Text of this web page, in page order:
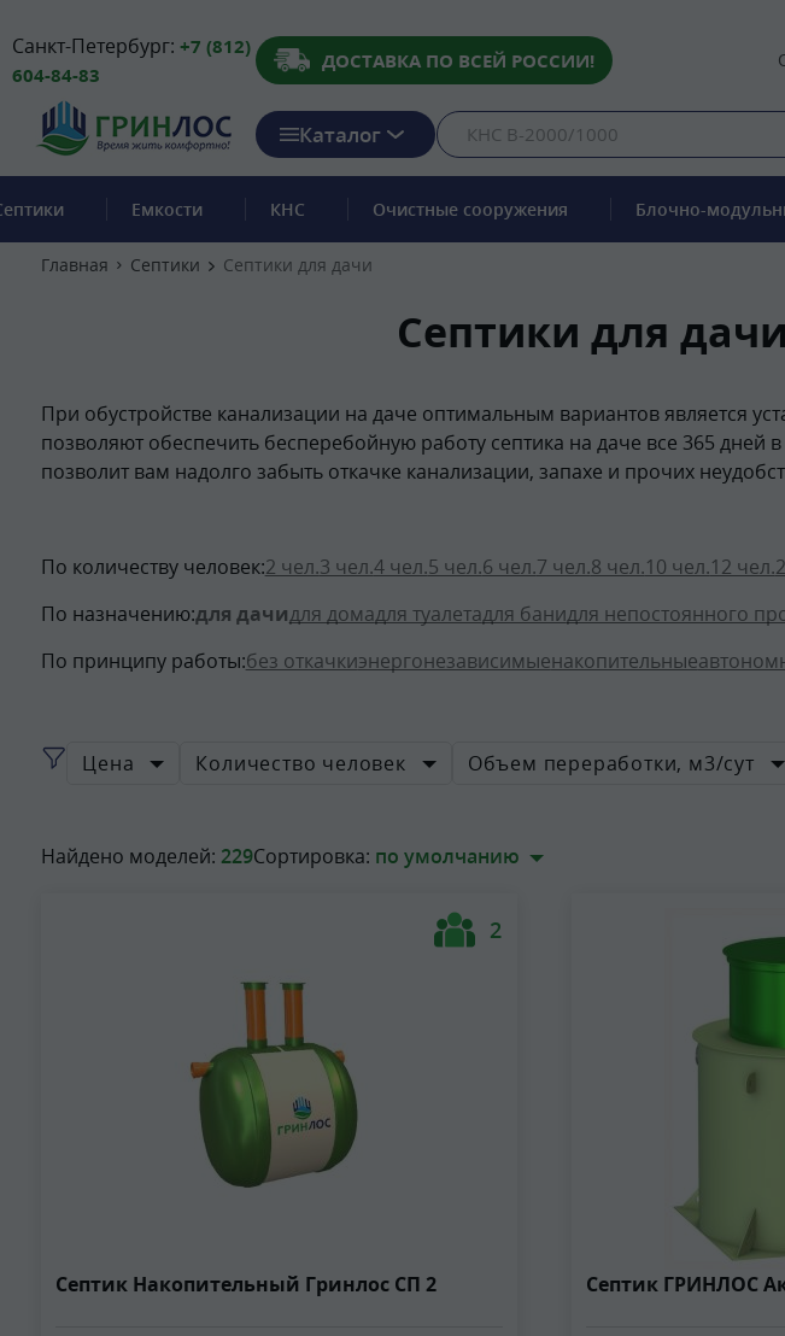
Санкт-Петербург: +7 (812)
604-84-83
ДОСТАВКА ПО ВСЕЙ РОССИИ!
Каталог
Емкости КНС Очистные сооружения Блочно-
Главная Септики Септики для дачи
Септики для
При обустройстве канализации на даче оптимальным вариантов является
позволяют обеспечить бесперебойную работу септика на даче все 365
позволит вам надолго забыть откачке канализации, запахе и прочих
По количеству человек:2 чел.3 чел.4 чел.5 чел.6 чел.7 чел.8 чел.10 чел.12 чел.
По назначению:для дачидля домадля туалетадля банидля непостоянного
По принципу работы:без откачкиэнергонезависимыенакопительные
Цена Количество человек Объем переработки, м3/сут
Найдено моделей: 229Сортировка: по умолчанию
Септик Накопительный Гринлос СП 2
2
Септик ГРИНЛОС